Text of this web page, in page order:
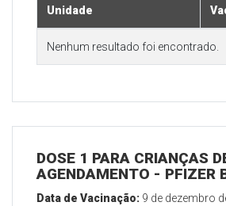
Unidade
Nenhum resultado foi encontrado.
DOSE 1 PARA CRIANÇAS
AGENDAMENTO - PFIZER
Data de Vacinação: 9 de dezembro